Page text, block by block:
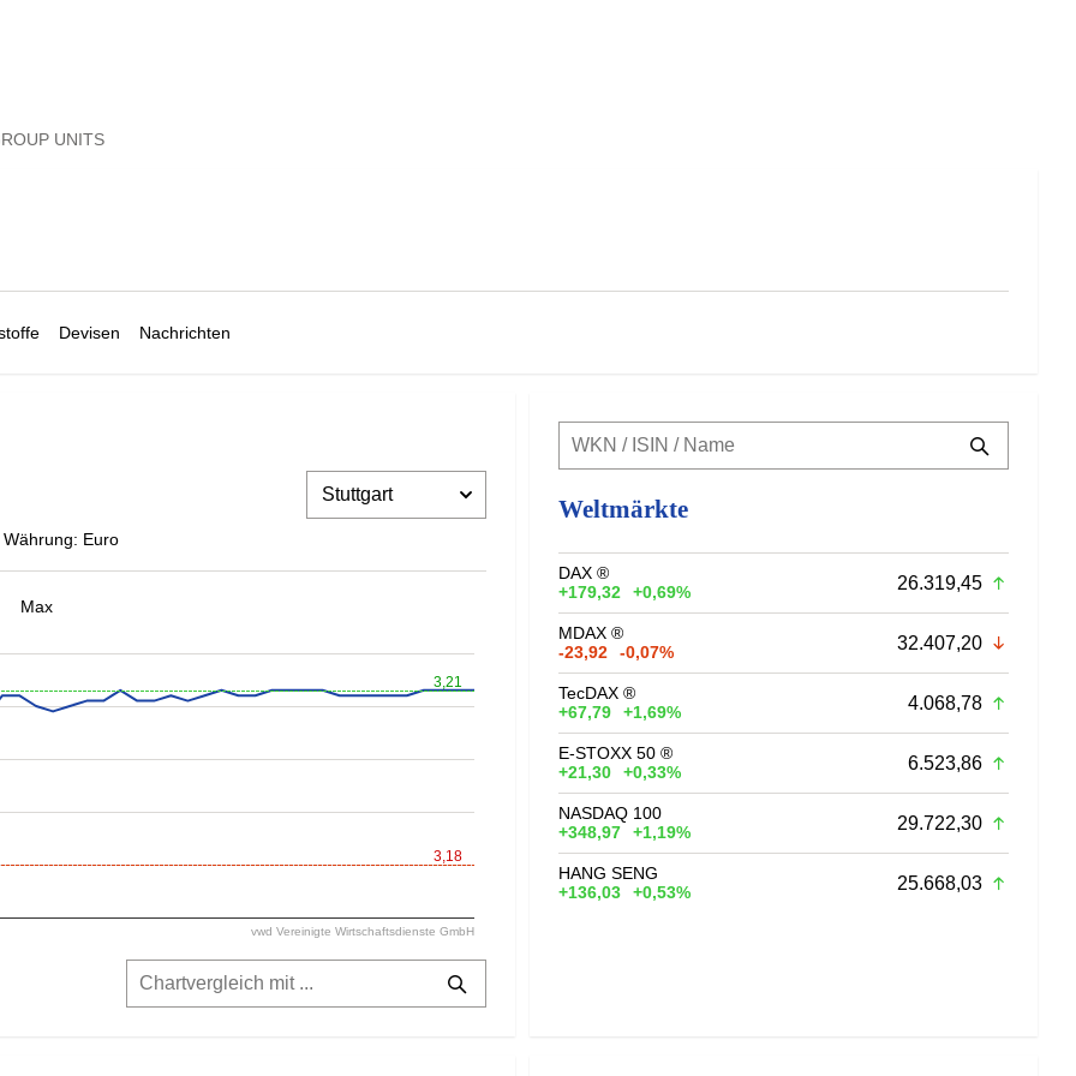
UNITS
Devisen Nachrichten
Währung: Euro
Max
3,21
3,18
vwd Vereinigte Wirtschaftsdienste GmbH
Weltmärkte
DAX ®
+179,32
+0,69% 26.319,45
MDAX ®
-23,92
-0,07% 32.407,20
TecDAX ®
+67,79
+1,69% 4.068,78
E-STOXX 50 ®
+21,30
+0,33% 6.523,86
NASDAQ 100
+348,97
+1,19% 29.722,30
HANG SENG
+136,03
+0,53% 25.668,03